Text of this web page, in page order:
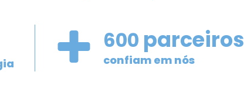
600 parceiros
confiam em nós